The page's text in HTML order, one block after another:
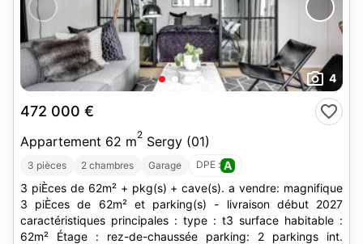
4
472 000 €
Appartement 62 m2 Sergy (01)
3 pièces 2 chambres Garage DPE : A
3 piÈces de 62m² + pkg(s) + cave(s). a vendre: magnifique
3 piÈces de 62m² et parking(s) - livraison début 2027
caractéristiques principales : type : t3 surface habitable :
62m² Étage : rez-de-chaussée parking: 2 parkings int.